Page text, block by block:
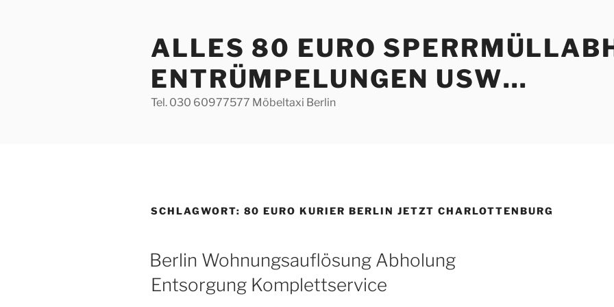
ALLES 80 EURO
ENTRÜMPELUNGEN USW…
Tel. 030 60977577 Möbeltaxi Berlin
SCHLAGWORT: 80 EURO KURIER BERLIN JETZT CHARLOTTENBURG
VERÖFFENTLICHT
AM
Berlin Wohnungsauflösung Abholung
Entsorgung Komplettservice